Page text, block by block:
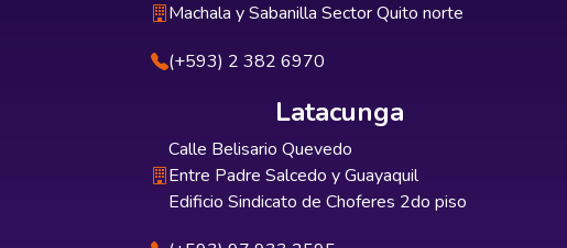
Machala y Sabanilla Sector Quito norte
(+593) 2 382 6970
Latacunga
Calle Belisario Quevedo
Entre Padre Salcedo y Guayaquil
Edificio Sindicato de Choferes 2do piso